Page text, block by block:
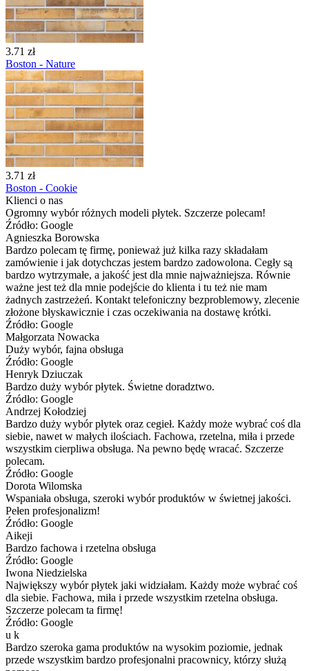
3.71 zł
Boston - Nature
3.71 zł
Boston - Cookie
Klienci o nas
Ogromny wybór różnych modeli płytek. Szczerze polecam!
Źródło: Google
Agnieszka Borowska
Bardzo polecam tę firmę, ponieważ już kilka razy składałam
zamówienie i jak dotychczas jestem bardzo zadowolona. Cegły są
bardzo wytrzymałe, a jakość jest dla mnie najważniejsza. Równie
ważne jest też dla mnie podejście do klienta i tu też nie mam
żadnych zastrzeżeń. Kontakt telefoniczny bezproblemowy, zlecenie
złożone błyskawicznie i czas oczekiwania na dostawę krótki.
Źródło: Google
Małgorzata Nowacka
Duży wybór, fajna obsługa
Źródło: Google
Henryk Dziuczak
Bardzo duży wybór płytek. Świetne doradztwo.
Źródło: Google
Andrzej Kołodziej
Bardzo duży wybór płytek oraz cegieł. Każdy może wybrać coś dla
siebie, nawet w małych ilościach. Fachowa, rzetelna, miła i przede
wszystkim cierpliwa obsługa. Na pewno będę wracać. Szczerze
polecam.
Źródło: Google
Dorota Wilomska
Wspaniała obsługa, szeroki wybór produktów w świetnej jakości.
Pełen profesjonalizm!
Źródło: Google
Aikeji
Bardzo fachowa i rzetelna obsługa
Źródło: Google
Iwona Niedzielska
Największy wybór płytek jaki widziałam. Każdy może wybrać coś
dla siebie. Fachowa, miła i przede wszystkim rzetelna obsługa.
Szczerze polecam ta firmę!
Źródło: Google
u k
Bardzo szeroka gama produktów na wysokim poziomie, jednak
przede wszystkim bardzo profesjonalni pracownicy, którzy służą